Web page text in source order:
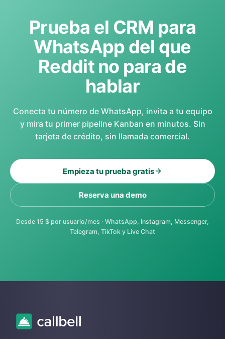
Prueba el CRM para
WhatsApp del que
Reddit no para de
hablar
Conecta tu número de WhatsApp, invita a tu equipo
y mira tu primer pipeline Kanban en minutos. Sin
tarjeta de crédito, sin llamada comercial.
Empieza tu prueba gratis
Reserva una demo
Desde 15 $ por usuario/mes · WhatsApp, Instagram, Messenger,
Telegram, TikTok y Live Chat